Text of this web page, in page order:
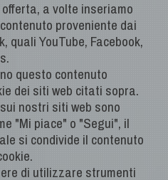
a volte inseriamo
proveniente dai
quali YouTube, Facebook,
questo contenuto
dei siti web citati sopra.
nostri siti web sono
"Mi piace" o "Segui", il
si condivide il contenuto
di utilizzare strumenti